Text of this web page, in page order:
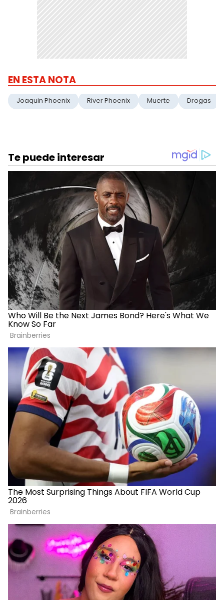
EN ESTA NOTA
Joaquin Phoenix River Phoenix Muerte Drogas